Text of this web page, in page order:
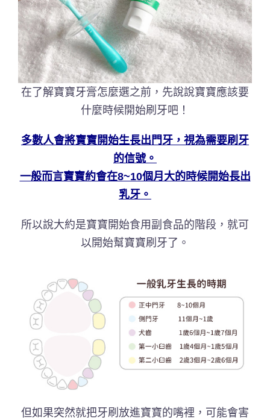
在了解寶寶牙膏怎麼選之前，先說說寶寶應該要
什麼時候開始刷牙吧！
多數人會將寶寶開始生長出門牙，視為需要刷牙
的信號。
一般而言寶寶約會在8~10個月大的時候開始長出
乳牙。
所以說大約是寶寶開始食用副食品的階段，就可
以開始幫寶寶刷牙了。
但如果突然就把牙刷放進寶寶的嘴裡，可能會害